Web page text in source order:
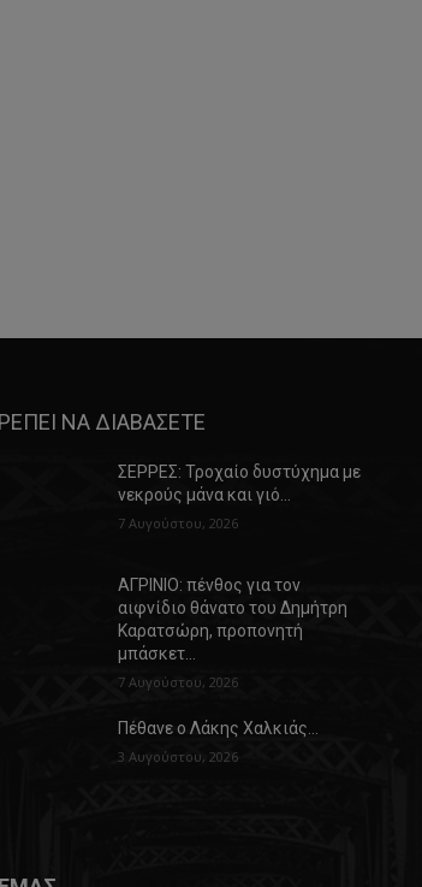
ΝΑ ΔΙΑΒΑΣΕΤΕ
ΣΕΡΡΕΣ: Τροχαίο δυστύχημα με
νεκρούς μάνα και γιό…
7 Αυγούστου, 2026
ΑΓΡΙΝΙΟ: πένθος για τον
αιφνίδιο θάνατο του Δημήτρη
Καρατσώρη, προπονητή
μπάσκετ…
7 Αυγούστου, 2026
Πέθανε ο Λάκης Χαλκιάς…
3 Αυγούστου, 2026